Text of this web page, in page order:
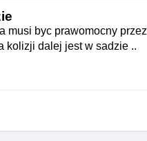
musi byc prawomocny
kolizji dalej jest w sadzie ..